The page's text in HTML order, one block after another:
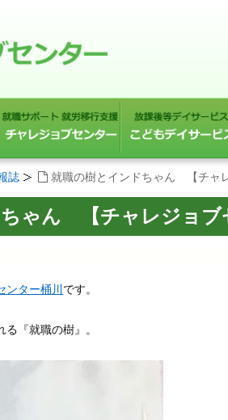
誌 就職の樹とインドちゃん 【チャ
ゃん 【チャレジョブ
ンター桶川です。
る『就職の樹』。